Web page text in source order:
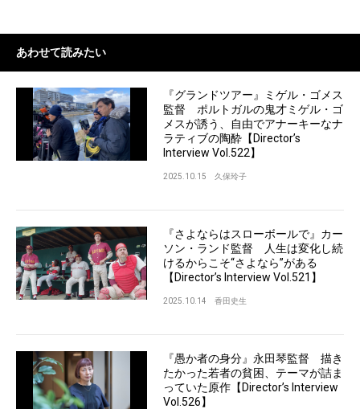
あわせて読みたい
『グランドツアー』ミゲル・ゴメス
監督 ポルトガルの鬼才ミゲル・ゴ
メスが誘う、自由でアナーキーなナ
ラティブの陶酔【Director’s
Interview Vol.522】
2025.10.15 久保玲子
『さよならはスローボールで』カー
ソン・ランド監督 人生は変化し続
けるからこそ“さよなら”がある
【Director’s Interview Vol.521】
2025.10.14 香田史生
『愚か者の身分』永田琴監督 描き
たかった若者の貧困、テーマが詰ま
っていた原作【Director’s Interview
Vol.526】